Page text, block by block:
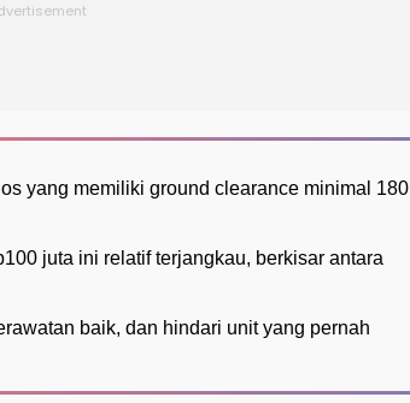
yang memiliki ground clearance minimal 180
juta ini relatif terjangkau, berkisar antara
baik, dan hindari unit yang pernah